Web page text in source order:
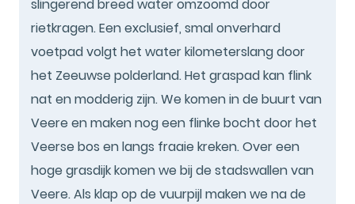
slingerend breed water omzoomd door
rietkragen. Een exclusief, smal onverhard
voetpad volgt het water kilometerslang door
het Zeeuwse polderland. Het graspad kan flink
nat en modderig zijn. We komen in de buurt van
Veere en maken nog een flinke bocht door het
Veerse bos en langs fraaie kreken. Over een
hoge grasdijk komen we bij de stadswallen van
Veere. Als klap op de vuurpijl maken we na de